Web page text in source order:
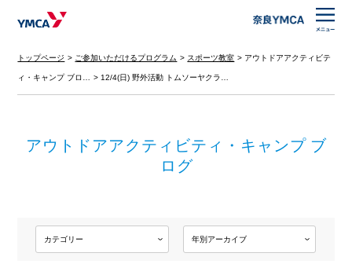
トップページ ご参加いただけるプログラム スポーツ教室 アウトドアアクティビテ
ィ・キャンプ ブロ… 12/4(日) 野外活動 トムソーヤクラ…
アウトドアアクティビティ・キャンプ ブ
ログ